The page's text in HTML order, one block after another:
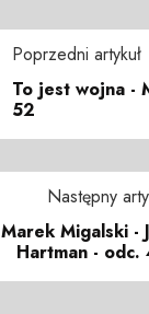
Poprzedni artykuł
To jest wojna -
52
Następny
Migalski -
Hartman - odc.